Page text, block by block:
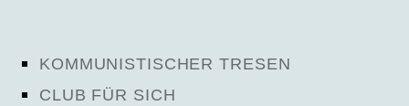
KOMMUNISTISCHER TRESEN
CLUB FÜR SICH